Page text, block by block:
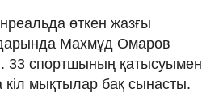
өткен жазғы
Махмұд Омаров
33 спортшының қатысуымен
кіл мықтылар бақ сынасты.